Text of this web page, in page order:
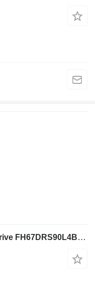
Электродвигатель SEW-Eurodrive FH67DRS90L4BE2 для промышленного оборудования